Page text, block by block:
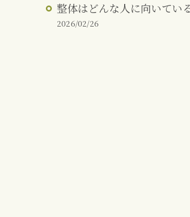
整体はどんな人に向いてい
2026/02/26